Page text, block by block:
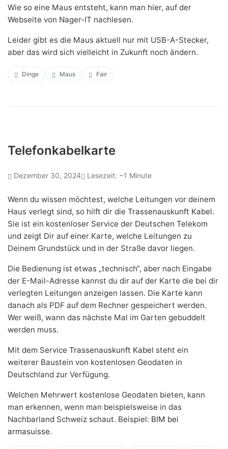
Wie so eine Maus entsteht, kann man hier, auf der
Webseite von Nager-IT nachlesen.
Leider gibt es die Maus aktuell nur mit USB-A-Stecker,
aber das wird sich vielleicht in Zukunft noch ändern.
Dinge Maus Fair
Telefonkabelkarte
Dezember 30, 2024 Lesezeit: ~1 Minute
Wenn du wissen möchtest, welche Leitungen vor deinem
Haus verlegt sind, so hilft dir die Trassenauskunft Kabel.
Sie ist ein kostenloser Service der Deutschen Telekom
und zeigt Dir auf einer Karte, welche Leitungen zu
Deinem Grundstück und in der Straße davor liegen.
Die Bedienung ist etwas „technisch“, aber nach Eingabe
der E-Mail-Adresse kannst du dir auf der Karte die bei dir
verlegten Leitungen anzeigen lassen. Die Karte kann
danach als PDF auf dem Rechner gespeichert werden.
Wer weiß, wann das nächste Mal im Garten gebuddelt
werden muss.
Mit dem Service Trassenauskunft Kabel steht ein
weiterer Baustein von kostenlosen Geodaten in
Deutschland zur Verfügung.
Welchen Mehrwert kostenlose Geodaten bieten, kann
man erkennen, wenn man beispielsweise in das
Nachbarland Schweiz schaut. Beispiel: BIM bei
armasuisse.